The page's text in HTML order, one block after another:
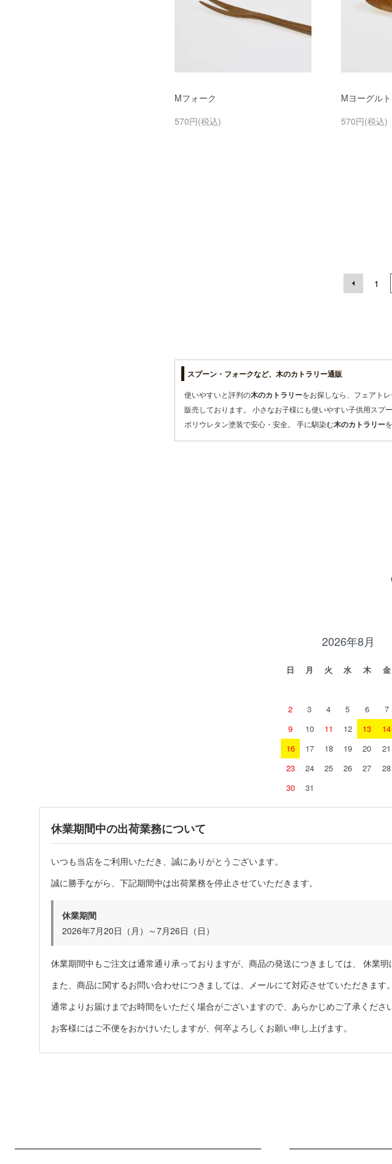
Mフォーク
570円(税込)
Mヨーグル
570円(税込)
1
スプーン・フォークなど、木のカトラリー通販
使いやすいと評判の木のカトラリーをお探しなら、フェアト
販売しております。 小さなお子様にも使いやすい子供用スプ
ポリウレタン塗装で安心・安全。 手に馴染む木のカトラリー
2026年8月
日 月 火 水 木 金
2
3 4 5 6 7
9
10 11 12 13 14
16
17 18 19 20 21
23
24 25 26 27 28
30
31
休業期間中の出荷業務について
いつも当店をご利用いただき、誠にありがとうございます。
誠に勝手ながら、下記期間中は出荷業務を停止させていただきます。
休業期間
2026年7月20日（月）～7月26日（日）
休業期間中もご注文は通常通り承っておりますが、商品の発送につきましては、 休業明
また、商品に関するお問い合わせにつきましては、メールにて対応させていただきます。
通常よりお届けまでお時間をいただく場合がございますので、あらかじめご了承ください
お客様にはご不便をおかけいたしますが、何卒よろしくお願い申し上げます。